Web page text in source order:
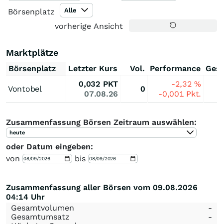
Börsenplatz Alle
vorherige Ansicht
Marktplätze
Börsenplatz Letzter Kurs Vol. Performance
Vontobel
0,032 PKT
07.08.26
0
-2,32%
-0,001 Pkt.
Zusammenfassung Börsen Zeitraum auswählen:
heute
oder Datum eingeben:
von
bis
Zusammenfassung aller Börsen vom 09.08.2026
04:14 Uhr
Gesamtvolumen
-
Gesamtumsatz
-